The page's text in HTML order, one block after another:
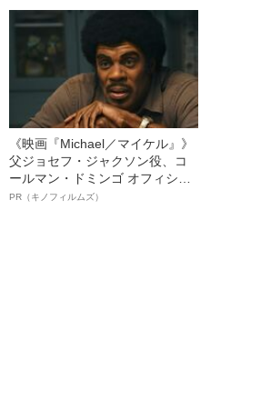
《映画『Michael／マイケル』》
父ジョセフ・ジャクソン役、コ
ールマン・ドミンゴ オフィシャ
ルインタビュー“観客を魅了した
PR（キノフィルムズ）